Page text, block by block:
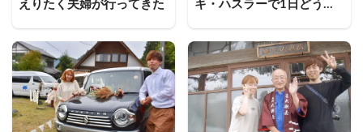
えりたく夫婦が行ってきた
キ・ハスラーで1日どう過